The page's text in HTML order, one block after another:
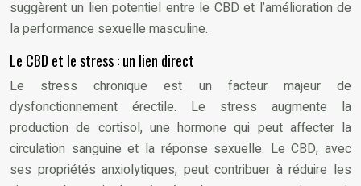
suggèrent un lien potentiel entre le CBD et l’amélioration de
la performance sexuelle masculine.
Le CBD et le stress : un lien direct
Le stress chronique est un facteur majeur de
dysfonctionnement érectile. Le stress augmente la
production de cortisol, une hormone qui peut affecter la
circulation sanguine et la réponse sexuelle. Le CBD, avec
ses propriétés anxiolytiques, peut contribuer à réduire les